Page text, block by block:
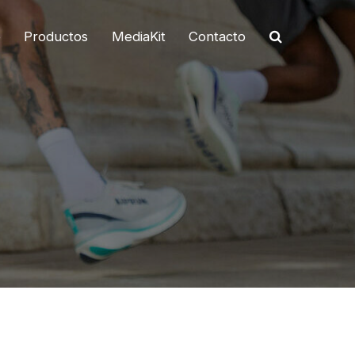
Productos MediaKit Contacto